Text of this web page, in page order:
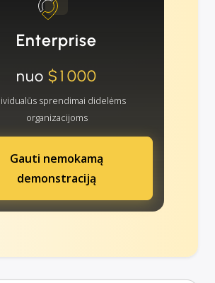
Enterprise
nuo $1000
sprendimai didelėms
organizacijoms
Gauti nemokamą
demonstraciją